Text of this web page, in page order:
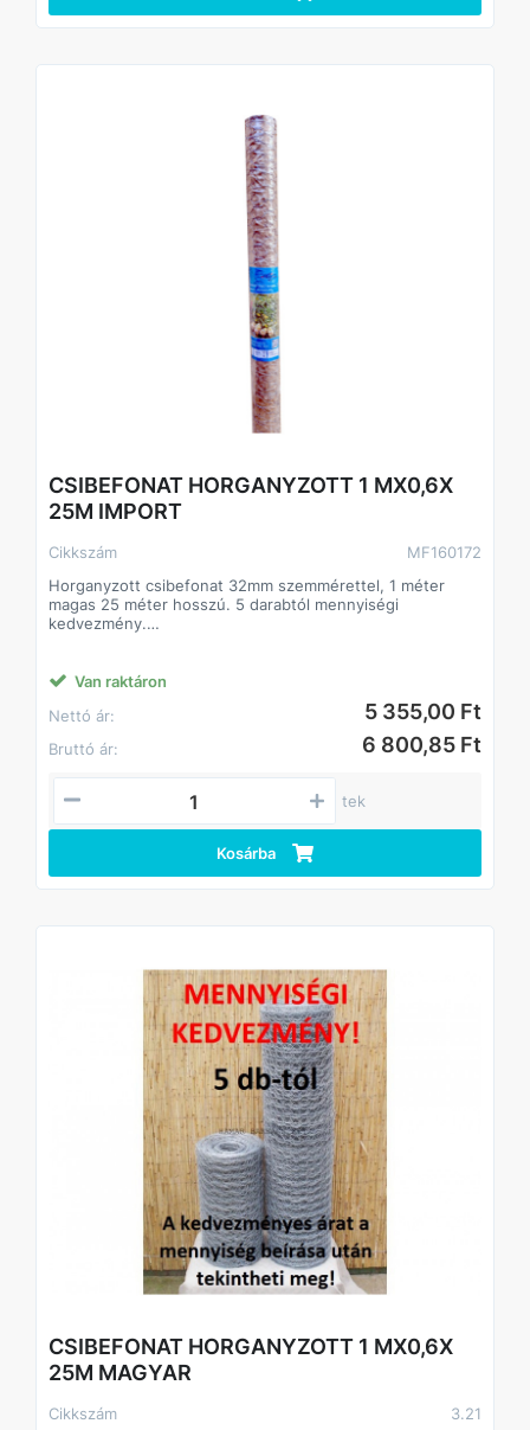
CSIBEFONAT HORGANYZOTT 1 MX0,6X
25M IMPORT
Cikkszám
MF160172
Horganyzott csibefonat 32mm szemmérettel, 1 méter
magas 25 méter hosszú. 5 darabtól mennyiségi
kedvezmény.
felhasználásig.
Van raktáron
Nettó ár:
5 355,00 Ft
Bruttó ár: 6 800,85 Ft
tek
Kosárba
CSIBEFONAT HORGANYZOTT 1 MX0,6X
25M MAGYAR
Cikkszám
3.21